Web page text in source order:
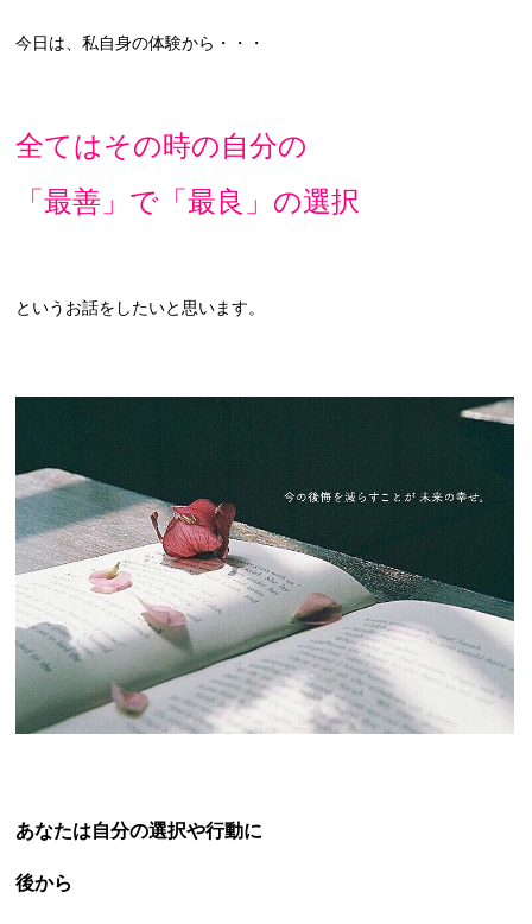
今日は、私自身の体験から・・・
全てはその時の自分の
「最善」で「最良」の選択
というお話をしたいと思います。
あなたは自分の選択や行動に
後から